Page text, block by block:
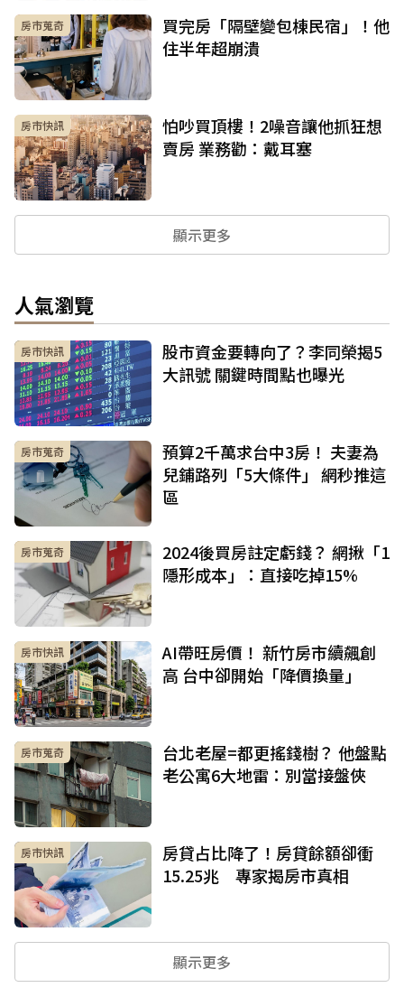
房市蒐奇
買完房「隔壁變包棟民宿」！他
住半年超崩潰
房市快訊
怕吵買頂樓！2噪音讓他抓狂想
賣房 業務勸：戴耳塞
顯示更多
人氣瀏覽
房市快訊
股市資金要轉向了？李同榮揭5
大訊號 關鍵時間點也曝光
房市蒐奇
預算2千萬求台中3房！ 夫妻為
兒鋪路列「5大條件」 網秒推這
區
房市蒐奇
2024後買房註定虧錢？ 網揪「1
隱形成本」：直接吃掉15%
房市快訊
AI帶旺房價！ 新竹房市續飆創
高 台中卻開始「降價換量」
房市蒐奇
台北老屋=都更搖錢樹？ 他盤點
老公寓6大地雷：別當接盤俠
房市快訊
房貸占比降了！房貸餘額卻衝
15.25兆 專家揭房市真相
顯示更多